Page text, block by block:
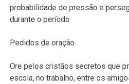
probabilidade de pressão e
durante o período
Pedidos de oração
Ore pelos cristãos secretos que
escola, no trabalho, entre os